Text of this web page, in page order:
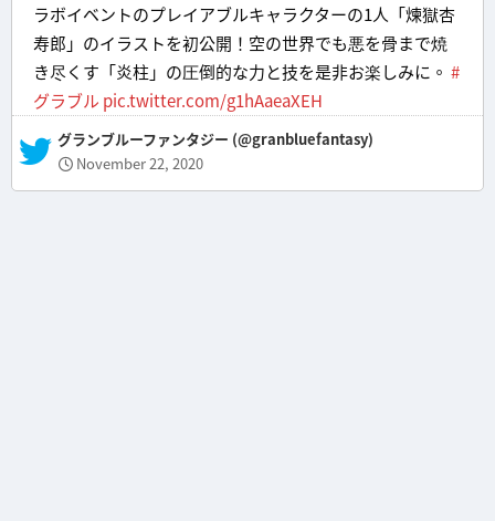
ラボイベントのプレイアブルキャラクターの1人「煉獄杏
寿郎」のイラストを初公開！空の世界でも悪を骨まで焼
き尽くす「炎柱」の圧倒的な力と技を是非お楽しみに。 #
グラブル pic.twitter.com/g1hAaeaXEH
— グランブルーファンタジー (@granbluefantasy)
November 22, 2020